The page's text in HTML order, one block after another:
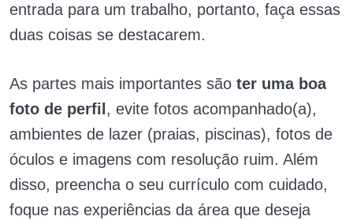
entrada para um trabalho, portanto, faça essas
duas coisas se destacarem.
As partes mais importantes são ter uma boa
foto de perfil , evite fotos acompanhado(a),
ambientes de lazer (praias, piscinas), fotos de
óculos e imagens com resolução ruim. Além
disso, preencha o seu currículo com cuidado,
foque nas experiências da área que deseja